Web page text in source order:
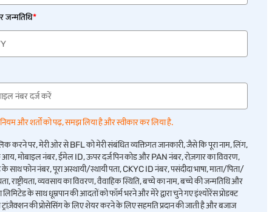
जन्मतिथि*
नियम और शर्तों को पढ़, समझ लिया है और स्वीकार कर लिया है.
करने पर, मेरी ओर से BFL को मेरी संबंधित व्यक्तिगत जानकारी, जैसे कि पूरा नाम, लिंग,
आय, मोबाइल नंबर, ईमेल ID, ऊपर दर्ज पिन कोड और PAN नंबर, रोज़गार का विवरण,
फोन नंबर, पूरा अस्थायी/स्थायी पता, CKYC ID नंबर, पसंदीदा भाषा, माता/पिता/
राष्ट्रीयता, व्यवसाय का विवरण, वैवाहिक स्थिति, बच्चे का नाम, बच्चे की जन्मतिथि और
के साथ धूम्रपान की आदतों को फॉर्म भरने और मेरे द्वारा चुने गए इंश्योरेंस प्रोडक्ट
की प्रोसेसिंग के लिए शेयर करने के लिए सहमति प्रदान की जाती है और बजाज